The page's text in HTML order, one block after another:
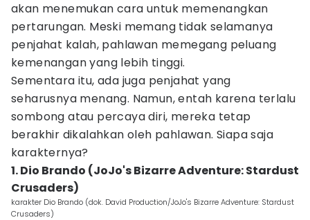
akan menemukan cara untuk memenangkan
pertarungan. Meski memang tidak selamanya
penjahat kalah, pahlawan memegang peluang
kemenangan yang lebih tinggi.
Sementara itu, ada juga penjahat yang
seharusnya menang. Namun, entah karena terlalu
sombong atau percaya diri, mereka tetap
berakhir dikalahkan oleh pahlawan. Siapa saja
karakternya?
1. Dio Brando (JoJo's Bizarre Adventure: Stardust
Crusaders)
karakter Dio Brando (dok. David Production/JoJo's Bizarre Adventure: Stardust
Crusaders)